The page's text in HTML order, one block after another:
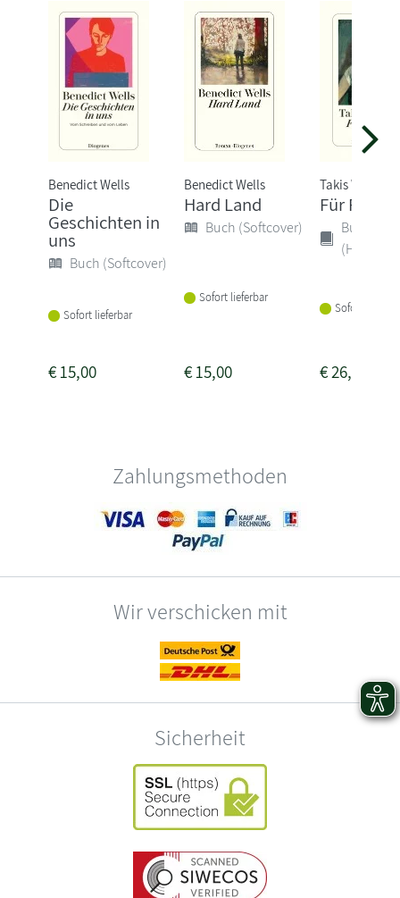
Benedict Wells
Die
Geschichten in
uns
Buch (Softcover)
Sofort lieferbar
€15,00
Benedict Wells
Hard Land
Buch (Softcover)
Sofort lieferbar
€15,00
Takis Würger
Für Polina
Buch
Sofort
€26,00
Zahlungsmethoden
Wir verschicken mit
Sicherheit